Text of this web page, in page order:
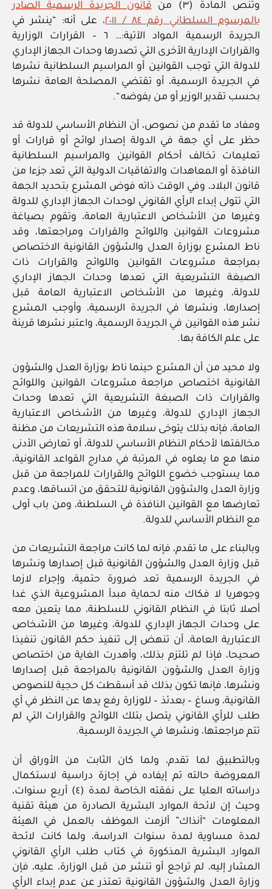
وتنص المادة (٣) من
قانون الجريدة الرسمية الصادر
بالمرسوم السلطاني رقم ٨٤ / ٢٠١١
، على أنه: “ينشر في
الجريدة الرسمية المواد الآتية:… ٦ – القرارات الوزارية
والقرارات الإدارية الأخرى التي تصدرها وحدات الجهاز الإداري
للدولة التي توجب القوانين أو المراسيم السلطانية نشرها
في الجريدة الرسمية، أو تقتضي المصلحة العامة نشرها
بحسب تقدير الوزير أو من يفوضه “.
ومفاد ما تقدم من نصوص، أن النظام الأساسي للدولة قد
حظر على أي جهة في الدولة إصدار لوائح أو قرارات أو
تعليمات تخالف أحكام القوانين والمراسيم السلطانية
النافذة أو المعاهدات والاتفاقيات الدولية التي تعد جزءا من
قانون البلاد، وفي الوقت ذاته فوض المشرع بتحديد الجهة
التي تتولى إبداء الرأي القانوني لوحدات الجهاز الإداري للدولة
وغيرها من الأشخاص الاعتبارية العامة، وتقوم بصياغة
مشروعات القوانين واللوائح والقرارات ومراجعتها، وقد
ناط المشرع بوزارة العدل والشؤون القانونية الاختصاص
بمراجعة مشروعات القوانين واللوائح والقرارات ذات
الصبغة التشريعية التي تعدها وحدات الجهاز الإداري
للدولة، وغيرها من الأشخاص الاعتبارية العامة قبل
إصدارها، ونشرها في الجريدة الرسمية، وأوجب المشرع
نشر هذه القوانين في الجريدة الرسمية، واعتبر نشرها قرينة
على علم الكافة بها.
ولا محيد من أن المشرع حينما ناط بوزارة العدل والشؤون
القانونية اختصاص مراجعة مشروعات القوانين واللوائح
والقرارات ذات الصبغة التشريعية التي تعدها وحدات
الجهاز الإداري للدولة، وغيرها من الأشخاص الاعتبارية
العامة، فإنه بذلك يتوخى سلامة هذه التشريعات من مظنة
مخالفتها لأحكام النظام الأساسي للدولة، أو تعارض الأدنى
منها مع ما يعلوه في المرتبة في مدارج القواعد القانونية،
مما يستوجب خضوع اللوائح والقرارات للمراجعة من قبل
وزارة العدل والشؤون القانونية للتحقق من اتساقها، وعدم
تعارضها مع القوانين النافذة في السلطنة، ومن باب أولى
مع النظام الأساسي للدولة.
وبالبناء على ما تقدم، فإنه لما كانت مراجعة التشريعات من
قبل وزارة العدل والشؤون القانونية قبل إصدارها ونشرها
في الجريدة الرسمية تعد ضرورة حتمية، وإجراء لازما
وجوهريا لا فكاك منه لحماية مبدأ المشروعية الذي غدا
أصلا ثابتا في النظام القانوني للسلطنة، مما يتعين معه
على وحدات الجهاز الإداري للدولة، وغيرها من الأشخاص
الاعتبارية العامة، أن تنهض إلى تنفيذ حكم القانون تنفيذا
صحيحا، فإذا لم تلتزم بذلك، وأهدرت الغاية من اختصاص
وزارة العدل والشؤون القانونية بالمراجعة قبل إصدارها
ونشرها، فإنها تكون بذلك قد أسقطت كل حجية للنصوص
القانونية، وساغ – بعدئذ – للوزارة رفع يدها عن النظر في أي
طلب للرأي القانوني يتصل بتلك اللوائح والقرارات التي لم
تتم مراجعتها، ونشرها في الجريدة الرسمية.
وبالتطبيق لما تقدم، ولما كان الثابت من الأوراق أن
المعروضة حالته تم إيفاده في إجازة دراسية لاستكمال
دراساته العليا على نفقته الخاصة لمدة (٤) أربع سنوات،
وحيث إن لائحة الموارد البشرية الصادرة من هيئة تقنية
المعلومات “آنذاك” ألزمت الموظف بالعمل في الهيئة
لمدة مساوية لمدة سنوات الدراسة، ولما كانت لائحة
الموارد البشرية المذكورة في كتاب طلب الرأي القانوني
المشار إليه، لم تراجع أو تنشر من قبل الوزارة، عليه، فإن
وزارة العدل والشؤون القانونية تعتذر عن عدم إبداء الرأي